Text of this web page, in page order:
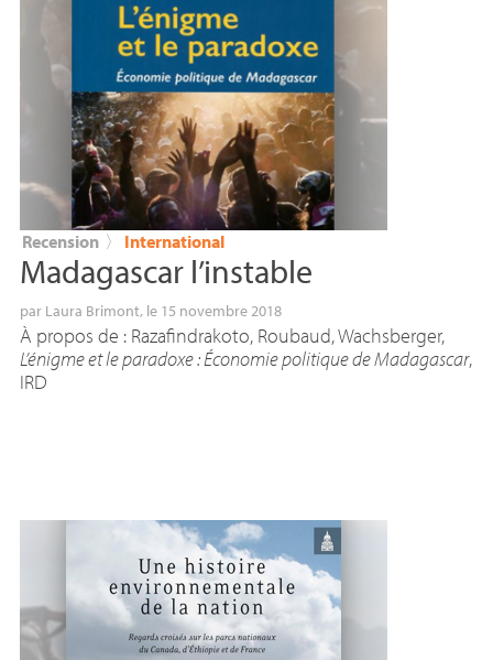
Recension 〉 International
Madagascar l’instable
par Laura Brimont, le 15 novembre 2018
À propos de : Razafindrakoto, Roubaud, Wachsberger,
L’énigme et le paradoxe : Économie politique de Madagascar,
IRD